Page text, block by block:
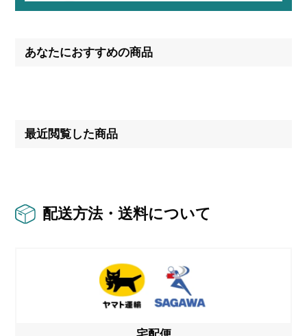
あなたにおすすめの商品
最近閲覧した商品
配送方法・送料について